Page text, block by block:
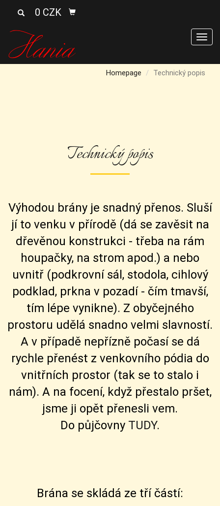
0 CZK
Homepage Technický popis
Technický popis
Výhodou brány je snadný přenos. Sluší
jí to venku v přírodě (dá se zavěsit na
dřevěnou konstrukci - třeba na rám
houpačky, na strom apod.) a nebo
uvnitř (podkrovní sál, stodola, cihlový
podklad, prkna v pozadí - čím tmavší,
tím lépe vynikne). Z obyčejného
prostoru udělá snadno velmi slavností.
A v případě nepřízně počasí se dá
rychle přenést z venkovního pódia do
vnitřních prostor (tak se to stalo i
nám). A na focení, když přestalo pršet,
jsme ji opět přenesli vem.
Do půjčovny TUDY.
Brána se skládá ze tří částí: